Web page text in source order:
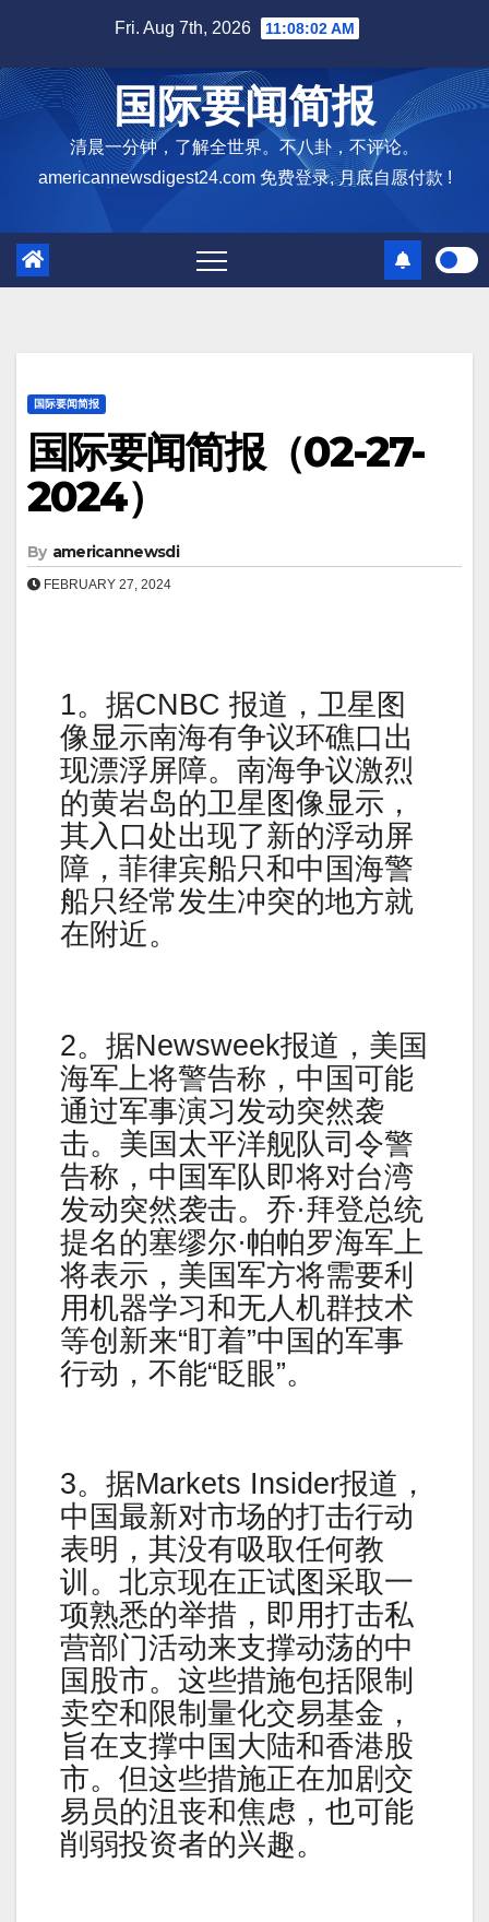
content
Fri. Aug 7th, 2026 11:08:03 AM
国际要闻简报
清晨一分钟，了解全世界。不八卦，不评论。
americannewsdigest24.com 免费登录, 月底自愿付款 !
国际要闻简报
国际要闻简报（02-27-
2024）
By americannewsdi
FEBRUARY 27, 2024
1。据CNBC 报道，卫星图
像显示南海有争议环礁口出
现漂浮屏障。南海争议激烈
的黄岩岛的卫星图像显示，
其入口处出现了新的浮动屏
障，菲律宾船只和中国海警
船只经常发生冲突的地方就
在附近。
2。据Newsweek报道，美国
海军上将警告称，中国可能
通过军事演习发动突然袭
击。美国太平洋舰队司令警
告称，中国军队即将对台湾
发动突然袭击。乔·拜登总统
提名的塞缪尔·帕帕罗海军上
将表示，美国军方将需要利
用机器学习和无人机群技术
等创新来“盯着”中国的军事
行动，不能“眨眼”。
3。据Markets Insider报道，
中国最新对市场的打击行动
表明，其没有吸取任何教
训。北京现在正试图采取一
项熟悉的举措，即用打击私
营部门活动来支撑动荡的中
国股市。这些措施包括限制
卖空和限制量化交易基金，
旨在支撑中国大陆和香港股
市。但这些措施正在加剧交
易员的沮丧和焦虑，也可能
削弱投资者的兴趣。